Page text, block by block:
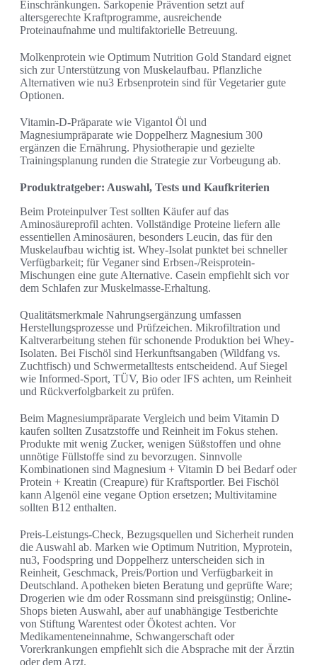
Einschränkungen. Sarkopenie Prävention setzt auf
altersgerechte Kraftprogramme, ausreichende
Proteinaufnahme und multifaktorielle Betreuung.
Molkenprotein wie Optimum Nutrition Gold Standard eignet
sich zur Unterstützung von Muskelaufbau. Pflanzliche
Alternativen wie nu3 Erbsenprotein sind für Vegetarier gute
Optionen.
Vitamin-D-Präparate wie Vigantol Öl und
Magnesiumpräparate wie Doppelherz Magnesium 300
ergänzen die Ernährung. Physiotherapie und gezielte
Trainingsplanung runden die Strategie zur Vorbeugung ab.
Produktratgeber: Auswahl, Tests und Kaufkriterien
Beim Proteinpulver Test sollten Käufer auf das
Aminosäureprofil achten. Vollständige Proteine liefern alle
essentiellen Aminosäuren, besonders Leucin, das für den
Muskelaufbau wichtig ist. Whey-Isolat punktet bei schneller
Verfügbarkeit; für Veganer sind Erbsen-/Reisprotein-
Mischungen eine gute Alternative. Casein empfiehlt sich vor
dem Schlafen zur Muskelmasse-Erhaltung.
Qualitätsmerkmale Nahrungsergänzung umfassen
Herstellungsprozesse und Prüfzeichen. Mikrofiltration und
Kaltverarbeitung stehen für schonende Produktion bei Whey-
Isolaten. Bei Fischöl sind Herkunftsangaben (Wildfang vs.
Zuchtfisch) und Schwermetalltests entscheidend. Auf Siegel
wie Informed-Sport, TÜV, Bio oder IFS achten, um Reinheit
und Rückverfolgbarkeit zu prüfen.
Beim Magnesiumpräparate Vergleich und beim Vitamin D
kaufen sollten Zusatzstoffe und Reinheit im Fokus stehen.
Produkte mit wenig Zucker, wenigen Süßstoffen und ohne
unnötige Füllstoffe sind zu bevorzugen. Sinnvolle
Kombinationen sind Magnesium + Vitamin D bei Bedarf oder
Protein + Kreatin (Creapure) für Kraftsportler. Bei Fischöl
kann Algenöl eine vegane Option ersetzen; Multivitamine
sollten B12 enthalten.
Preis-Leistungs-Check, Bezugsquellen und Sicherheit runden
die Auswahl ab. Marken wie Optimum Nutrition, Myprotein,
nu3, Foodspring und Doppelherz unterscheiden sich in
Reinheit, Geschmack, Preis/Portion und Verfügbarkeit in
Deutschland. Apotheken bieten Beratung und geprüfte Ware;
Drogerien wie dm oder Rossmann sind preisgünstig; Online-
Shops bieten Auswahl, aber auf unabhängige Testberichte
von Stiftung Warentest oder Ökotest achten. Vor
Medikamenteneinnahme, Schwangerschaft oder
Vorerkrankungen empfiehlt sich die Absprache mit der Ärztin
oder dem Arzt.